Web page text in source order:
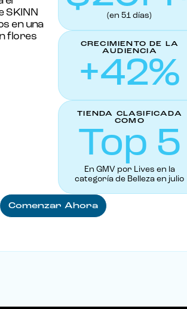
(en 51 días)
CRECIMIENTO DE LA
AUDIENCIA
+42%
TIENDA CLASIFICADA
COMO
Top 5
En GMV por Lives en la
categoría de Belleza en julio
Comenzar Ahora
Comenzar Ahora